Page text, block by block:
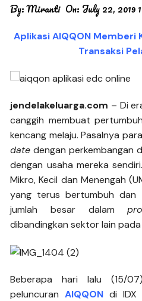
By:Miranti On: July 22, 2019
Aplikasi AIQQON Memberi
Transaksi
jendelakeluarga.com – Di
canggih membuat
kencang melaju. Pasalnya
date dengan perkembangan
dengan usaha mereka
Mikro, Kecil dan Menengah
yang terus bertumbuh dan
jumlah besar dalam
dibandingkan sektor lain
Beberapa hari lalu (15/
peluncuran AIQQON di IDX